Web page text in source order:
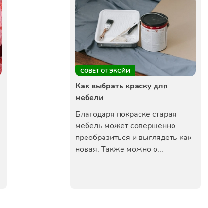
СОВЕТ ОТ ЭКОЙИ
Как выбрать краску для
мебели
Благодаря покраске старая
мебель может совершенно
преобразиться и выглядеть как
новая. Также можно о...